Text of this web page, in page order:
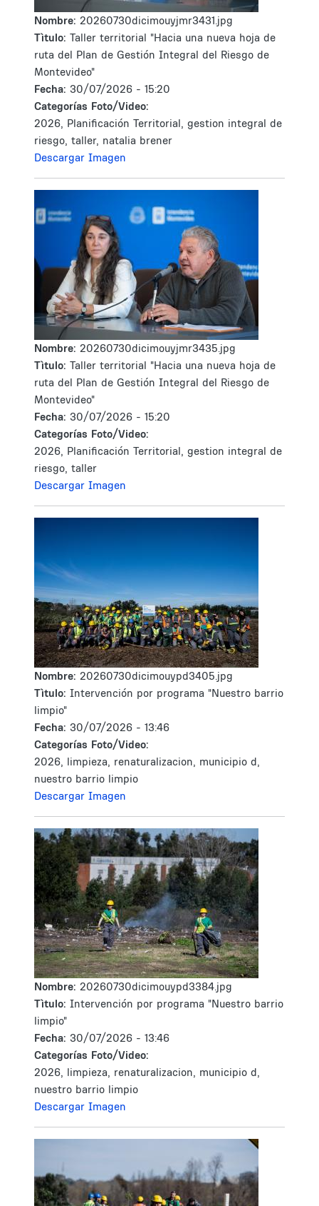
Nombre: 20260730dicimouyjmr3431.jpg
Tìtulo: Taller territorial "Hacia una nueva hoja de
ruta del Plan de Gestión Integral del Riesgo de
Montevideo"
Fecha: 30/07/2026 - 15:20
Categorías Foto/Video:
2026, Planificación Territorial, gestion integral de
riesgo, taller, natalia brener
Descargar Imagen
Nombre: 20260730dicimouyjmr3435.jpg
Tìtulo: Taller territorial "Hacia una nueva hoja de
ruta del Plan de Gestión Integral del Riesgo de
Montevideo"
Fecha: 30/07/2026 - 15:20
Categorías Foto/Video:
2026, Planificación Territorial, gestion integral de
riesgo, taller
Descargar Imagen
Nombre: 20260730dicimouypd3405.jpg
Tìtulo: Intervención por programa "Nuestro barrio
limpio"
Fecha: 30/07/2026 - 13:46
Categorías Foto/Video:
2026, limpieza, renaturalizacion, municipio d,
nuestro barrio limpio
Descargar Imagen
Nombre: 20260730dicimouypd3384.jpg
Tìtulo: Intervención por programa "Nuestro barrio
limpio"
Fecha: 30/07/2026 - 13:46
Categorías Foto/Video:
2026, limpieza, renaturalizacion, municipio d,
nuestro barrio limpio
Descargar Imagen